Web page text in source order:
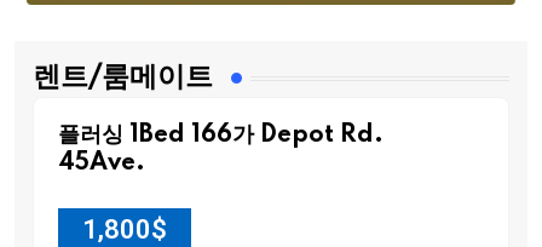
렌트/룸메이트
플러싱 1Bed 166가 Depot Rd.
45Ave.
1,800$